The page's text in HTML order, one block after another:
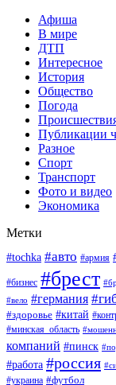
Афиша
В мире
ДТП
Интересное
История
Общество
Погода
Публикации
Разное
Спорт
Транспорт
Фото и видео
Экономика
Метки
#tochka #авто #армия
#бизнес #брест
#вело #германия
#здоровье #китай
#минская_область
компаний #пинск
#работа #россия
#украина #футбол